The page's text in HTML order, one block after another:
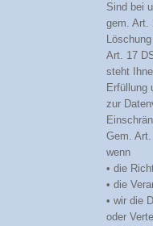
Sind bei
gem. Art.
Löschung
Art. 17
steht
Erfüllung
zur
Gem.
wenn
• die
• die
• wir die
oder